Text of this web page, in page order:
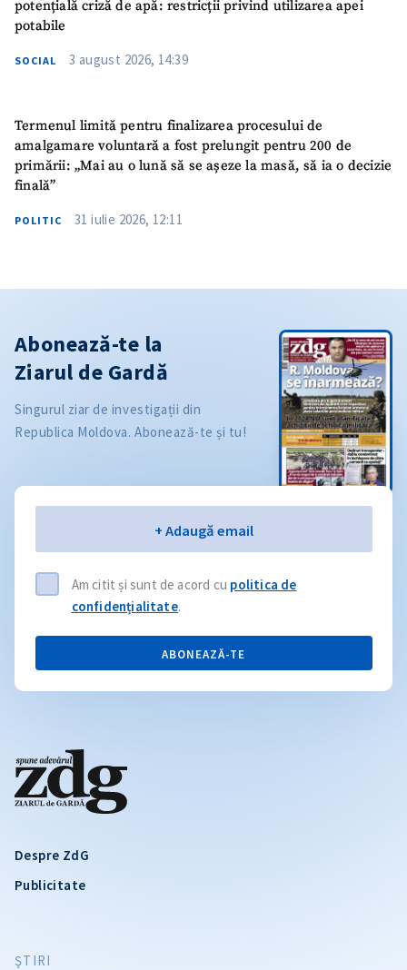
potențială criză de apă: restricții privind utilizarea apei
potabile
SOCIAL 3 august 2026, 14:39
Termenul limită pentru finalizarea procesului de
amalgamare voluntară a fost prelungit pentru 200 de
primării: „Mai au o lună să se așeze la masă, să ia o decizie
finală”
POLITIC 31 iulie 2026, 12:11
Despre ZdG
Publicitate
ŞTIRI
Abonează-te la
Ziarul de Gardă
Singurul ziar de investigații din
Republica Moldova. Abonează-te și tu!
+ Adaugă email
Am citit și sunt de acord cu politica de
confidențialitate.
ABONEAZĂ-TE